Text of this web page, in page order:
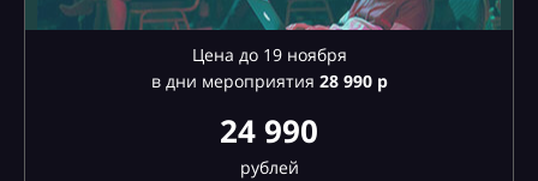
Цена до 19 ноября
в дни мероприятия 28990 р
24 990
рублей